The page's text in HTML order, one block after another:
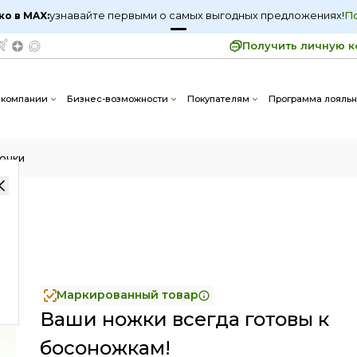
в MAX:узнавайте первыми о самых выгодных предложениях!
Получить личную
Бизнес-возможности Покупателям Программа 20
в MAX:узнавайте первыми о самых выгодных предложениях!
Маркированный товар
Ваши ножки всегда готовы к
босоножкам!